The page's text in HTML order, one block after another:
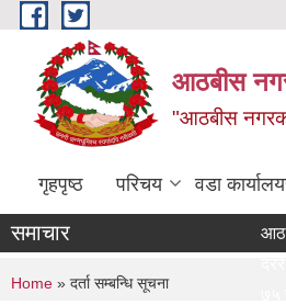
Skip to main content
आठबीस
"आठबीस नगरकाे
गृहपृष्ठ परिचय वडा
समाचार
आठबीस
You are here
Home » दर्ता सम्बन्धि सूचना